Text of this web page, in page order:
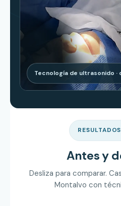
Tecnología de ultrasonido ·
Antes y
Desliza para comparar.
Montalvo con